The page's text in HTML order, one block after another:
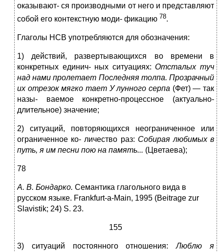
оказывают- ся производными от него и представляют
собой его контекстную моди- фикацию 78.
Глаголы НСВ употребляются для обозначения:
1) действий, развертывающихся во времени в
конкретных единич- ных ситуациях:Отсталых туч
над нами пролетает Последняя толпа.Прозрачный
их отрезок мягко тает У лунного серпа (Фет) — так
назы- ваемое конкретно-процессное (актуально-
длительное) значение;
2) ситуаций, повторяющихся неограниченное или
ограниченное ко- личество раз: Собирая любимых в
путь, я им песни пою на память... (Цветаева);
78
А. В. Бондарко. Семантика глагольного вида в
русском языке. Frankfurt-a-Main, 1995 (Beitrage zur
Slavistik; 24) S. 23.
155
3) ситуаций постоянного отношения:Люблю я